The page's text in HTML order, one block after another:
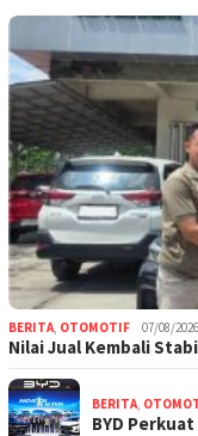
BERITA OTOMOTIF 07/08/2026
Nilai Jual Kembali
BERITA
BYD